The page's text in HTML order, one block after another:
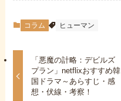
コラム ヒューマン
「悪魔の計略：デビルズ
プラン」netflixおすすめ韓
国ドラマ～あらすじ・感
想・伏線・考察！